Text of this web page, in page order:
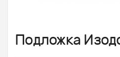
Подложка